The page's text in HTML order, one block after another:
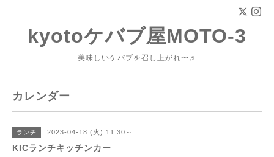
kyotoケバブ屋MOTO-3
美味しいケバブを召し上がれ〜♬
カレンダー
ランチ 2023-04-18 (火) 11:30～
KICランチキッチンカー